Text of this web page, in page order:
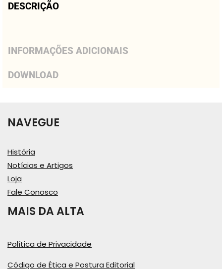
DESCRIÇÃO
INFORMAÇÕES ADICIONAIS
DOWNLOAD
NAVEGUE
História
Notícias e Artigos
Loja
Fale Conosco
MAIS DA ALTA
Política de Privacidade
Código de Ética e Postura Editorial